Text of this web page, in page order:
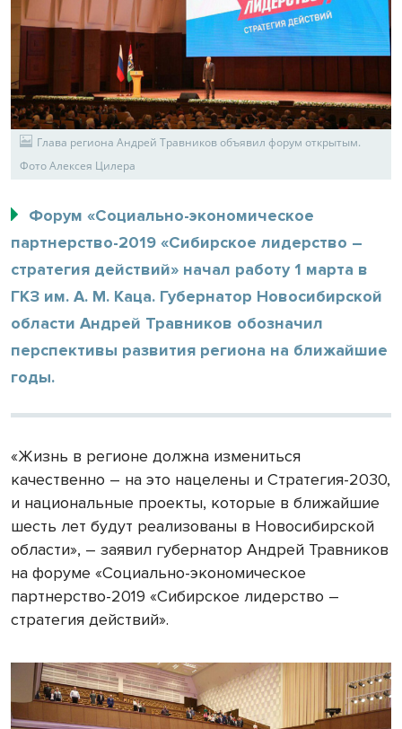
Глава региона Андрей Травников объявил форум открытым.
Фото Алексея Цилера
Форум «Социально-экономическое
партнерство-2019 «Сибирское лидерство –
стратегия действий» начал работу 1 марта в
ГКЗ им. А. М. Каца. Губернатор Новосибирской
области Андрей Травников обозначил
перспективы развития региона на ближайшие
годы.
«Жизнь в регионе должна измениться
качественно – на это нацелены и Стратегия-2030,
и национальные проекты, которые в ближайшие
шесть лет будут реализованы в Новосибирской
области», – заявил губернатор Андрей Травников
на форуме «Социально-экономическое
партнерство-2019 «Сибирское лидерство –
стратегия действий».